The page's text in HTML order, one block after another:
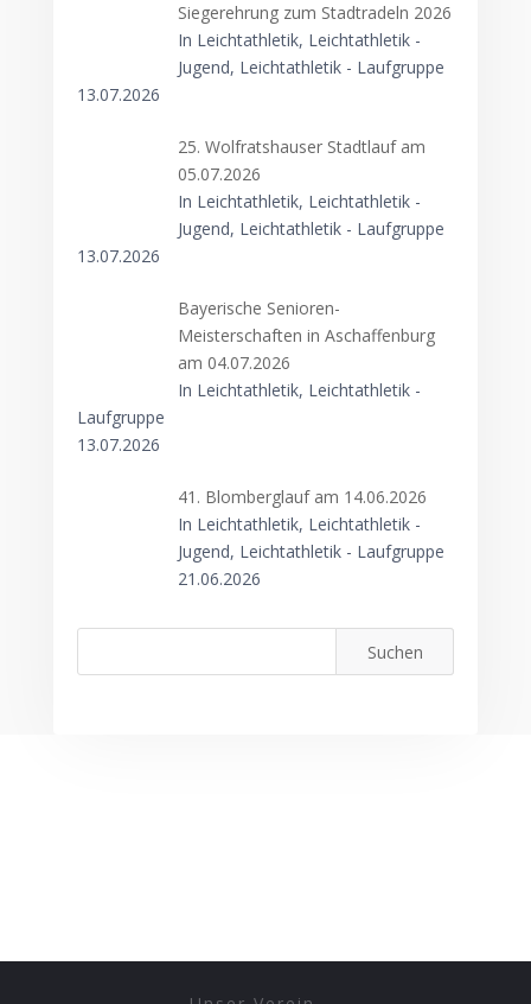
Siegerehrung zum Stadtradeln 2026
In Leichtathletik, Leichtathletik -
Jugend, Leichtathletik - Laufgruppe
13.07.2026
25. Wolfratshauser Stadtlauf am
05.07.2026
In Leichtathletik, Leichtathletik -
Jugend, Leichtathletik - Laufgruppe
13.07.2026
Bayerische Senioren-
Meisterschaften in Aschaffenburg
am 04.07.2026
In Leichtathletik, Leichtathletik -
Laufgruppe
13.07.2026
41. Blomberglauf am 14.06.2026
In Leichtathletik, Leichtathletik -
Jugend, Leichtathletik - Laufgruppe
21.06.2026